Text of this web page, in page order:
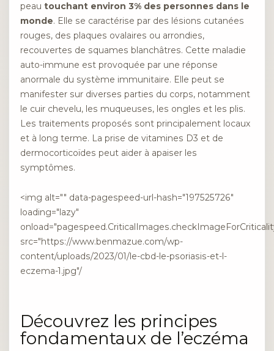
peau touchant environ 3% des personnes dans le
monde. Elle se caractérise par des lésions cutanées
rouges, des plaques ovalaires ou arrondies,
recouvertes de squames blanchâtres. Cette maladie
auto-immune est provoquée par une réponse
anormale du système immunitaire. Elle peut se
manifester sur diverses parties du corps, notamment
le cuir chevelu, les muqueuses, les ongles et les plis.
Les traitements proposés sont principalement locaux
et à long terme. La prise de vitamines D3 et de
dermocorticoïdes peut aider à apaiser les
symptômes.
<img alt="" data-pagespeed-url-hash="197525726"
loading="lazy"
src="https://www.benmazue.com/wp-
content/uploads/2023/01/le-cbd-le-psoriasis-et-l-
eczema-1.jpg"/
Découvrez les principes
fondamentaux de l’eczéma